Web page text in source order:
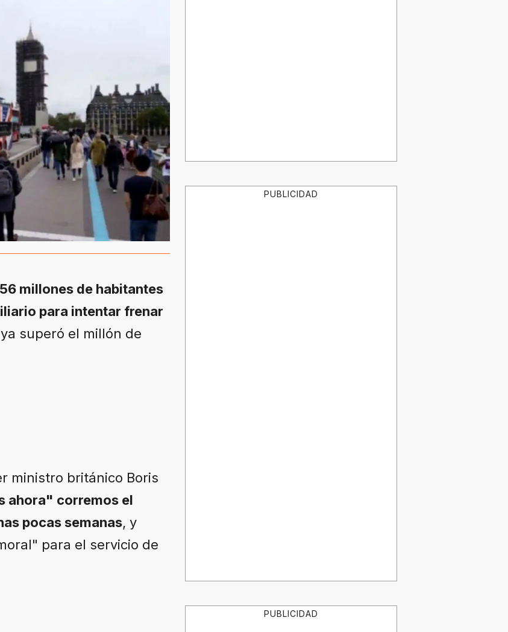
56 millones de habitantes
para intentar frenar
superó el millón de
ministro británico Boris
ahora" corremos el
pocas semanas, y
para el servicio de
PUBLICIDAD
PUBLICIDAD